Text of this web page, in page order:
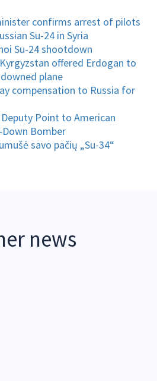
confirms arrest of pilots
Su-24 in Syria
Su-24 shootdown
offered Erdogan to
plane
compensation to Russia for
Point to American
Bomber
savo pačių „Su-34“
news